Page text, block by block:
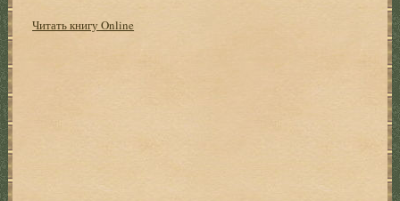
Читать книгу Online